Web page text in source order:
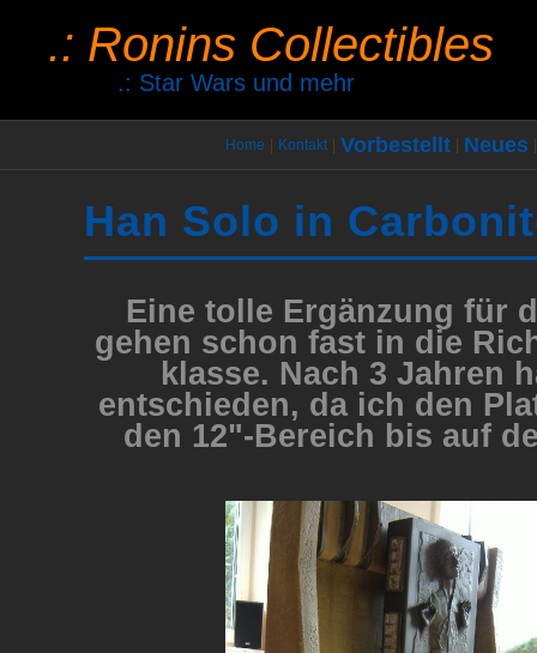
.: Ronins Collectibles
.: Star Wars und mehr
Home Kontakt Vorbestellt Neues
Han Solo in
Eine tolle Ergänzung für
gehen schon fast in die
klasse. Nach 3 Jahren
entschieden, da ich den
den 12"-Bereich bis auf